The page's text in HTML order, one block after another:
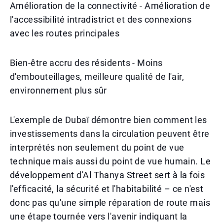
Amélioration de la connectivité - Amélioration de
l'accessibilité intradistrict et des connexions
avec les routes principales
Bien-être accru des résidents - Moins
d'embouteillages, meilleure qualité de l'air,
environnement plus sûr
L'exemple de Dubaï démontre bien comment les
investissements dans la circulation peuvent être
interprétés non seulement du point de vue
technique mais aussi du point de vue humain. Le
développement d'Al Thanya Street sert à la fois
l'efficacité, la sécurité et l'habitabilité – ce n'est
donc pas qu'une simple réparation de route mais
une étape tournée vers l'avenir indiquant la